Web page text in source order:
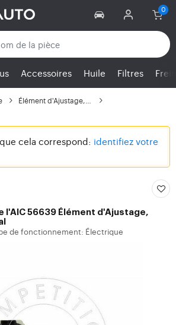
Accessoires Huile Filtres
cela correspond: identifiez votre
l'AIC 56639 Élément d'Ajustage,
de fonctionnement: Électrique